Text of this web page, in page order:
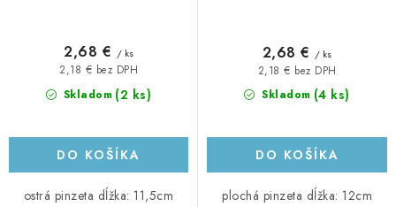
Skladom (2 ks)
2,18 € bez DPH
2,68 € / ks
DO KOŠÍKA
ostrá pinzeta dĺžka: 11,5cm
Skladom (4 ks)
2,18 € bez DPH
2,68 € / ks
DO KOŠÍKA
plochá pinzeta dĺžka: 12cm